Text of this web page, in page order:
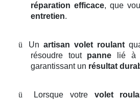
réparation efficace, que
entretien.
ü Un artisan volet roulant
résoudre tout panne lié à
garantissant un résultat
ü Lorsque votre volet